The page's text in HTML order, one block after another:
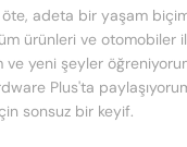
adeta bir yaşam
ürünleri ve otomobiler
ve yeni şeyler
Plus'ta
sonsuz bir keyif.